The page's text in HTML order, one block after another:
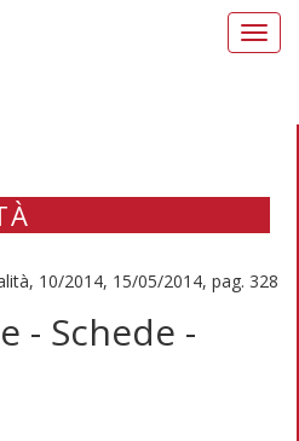
10/2014, 15/05/2014, pag. 328
- Schede -